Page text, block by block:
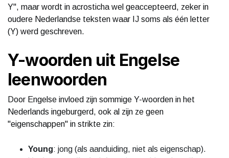
Y", maar wordt in acrosticha wel geaccepteerd, zeker in
oudere Nederlandse teksten waar IJ soms als één letter
(Y) werd geschreven.
Y-woorden uit Engelse
leenwoorden
Door Engelse invloed zijn sommige Y-woorden in het
Nederlands ingeburgerd, ook al zijn ze geen
"eigenschappen" in strikte zin:
Young: jong (als aanduiding, niet als eigenschap).